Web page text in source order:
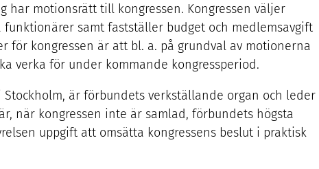
har motionsrätt till kongressen. Kongressen väljer
funktionärer samt fastställer budget och medlemsavgift
för kongressen är att bl. a. på grundval av motionerna
verka för under kommande kongressperiod.
Stockholm, är förbundets verkställande organ och leder
när kongressen inte är samlad, förbundets högsta
uppgift att omsätta kongressens beslut i praktisk